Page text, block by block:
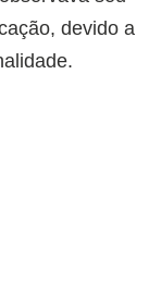
devido a